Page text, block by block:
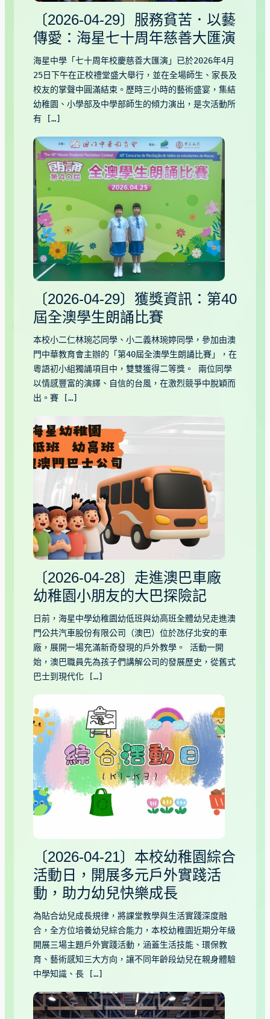
〔2026-04-29〕服務貧苦．以藝
傳愛：海星七十周年慈善大匯演
海星中學「七十周年校慶慈善大匯演」已於2026年4月
25日下午在正校禮堂盛大舉行，並在全場師生、家長及
校友的掌聲中圓滿結束。歷時三小時的藝術盛宴，集結
幼稚園、小學部及中學部師生的傾力演出，是次活動所
有 […]
〔2026-04-29〕獲獎資訊：第40
屆全澳學生朗誦比賽
本校小二仁林琬芯同學、小二義林琬婷同學，參加由澳
門中華教育會主辦的「第40屆全澳學生朗誦比賽」，在
粵語初小組獨誦項目中，雙雙獲得二等獎。 兩位同學
以情感豐富的演繹、自信的台風，在激烈競爭中脫穎而
出。賽 […]
〔2026-04-28〕走進澳巴車廠
幼稚園小朋友的大巴探險記
日前，海星中學幼稚園幼低班與幼高班全體幼兒走進澳
門公共汽車股份有限公司（澳巴）位於氹仔北安的車
廠，展開一場充滿新奇發現的戶外教學。 活動一開
始，澳巴職員先為孩子們講解公司的發展歷史，從舊式
巴士到現代化 […]
〔2026-04-21〕本校幼稚園綜合
活動日，開展多元戶外實踐活
動，助力幼兒快樂成長
為貼合幼兒成長規律，將課堂教學與生活實踐深度融
合，全方位培養幼兒綜合能力，本校幼稚園近期分年級
開展三場主題戶外實踐活動，涵蓋生活技能、環保教
育、藝術感知三大方向，讓不同年齡段幼兒在親身體驗
中學知識、長 […]